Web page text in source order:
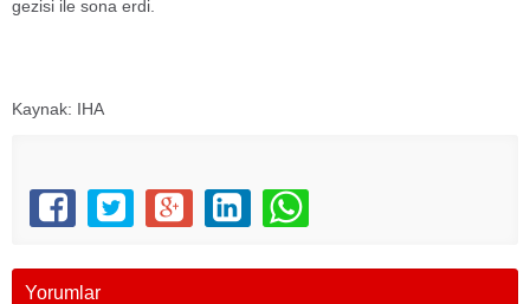
gezisi ile sona erdi.
Kaynak: IHA
Yorumlar